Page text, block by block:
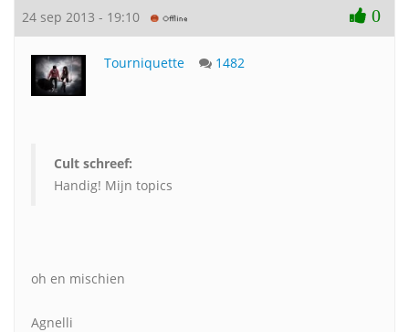
24 sep 2013 - 19:10 0
Tourniquette 1482
Cult schreef:
Handig! Mijn topics
oh en mischien
Agnelli